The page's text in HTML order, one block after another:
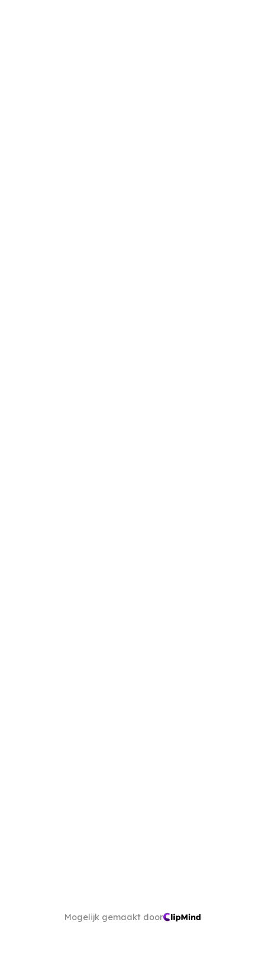
Mogelijk gemaakt door